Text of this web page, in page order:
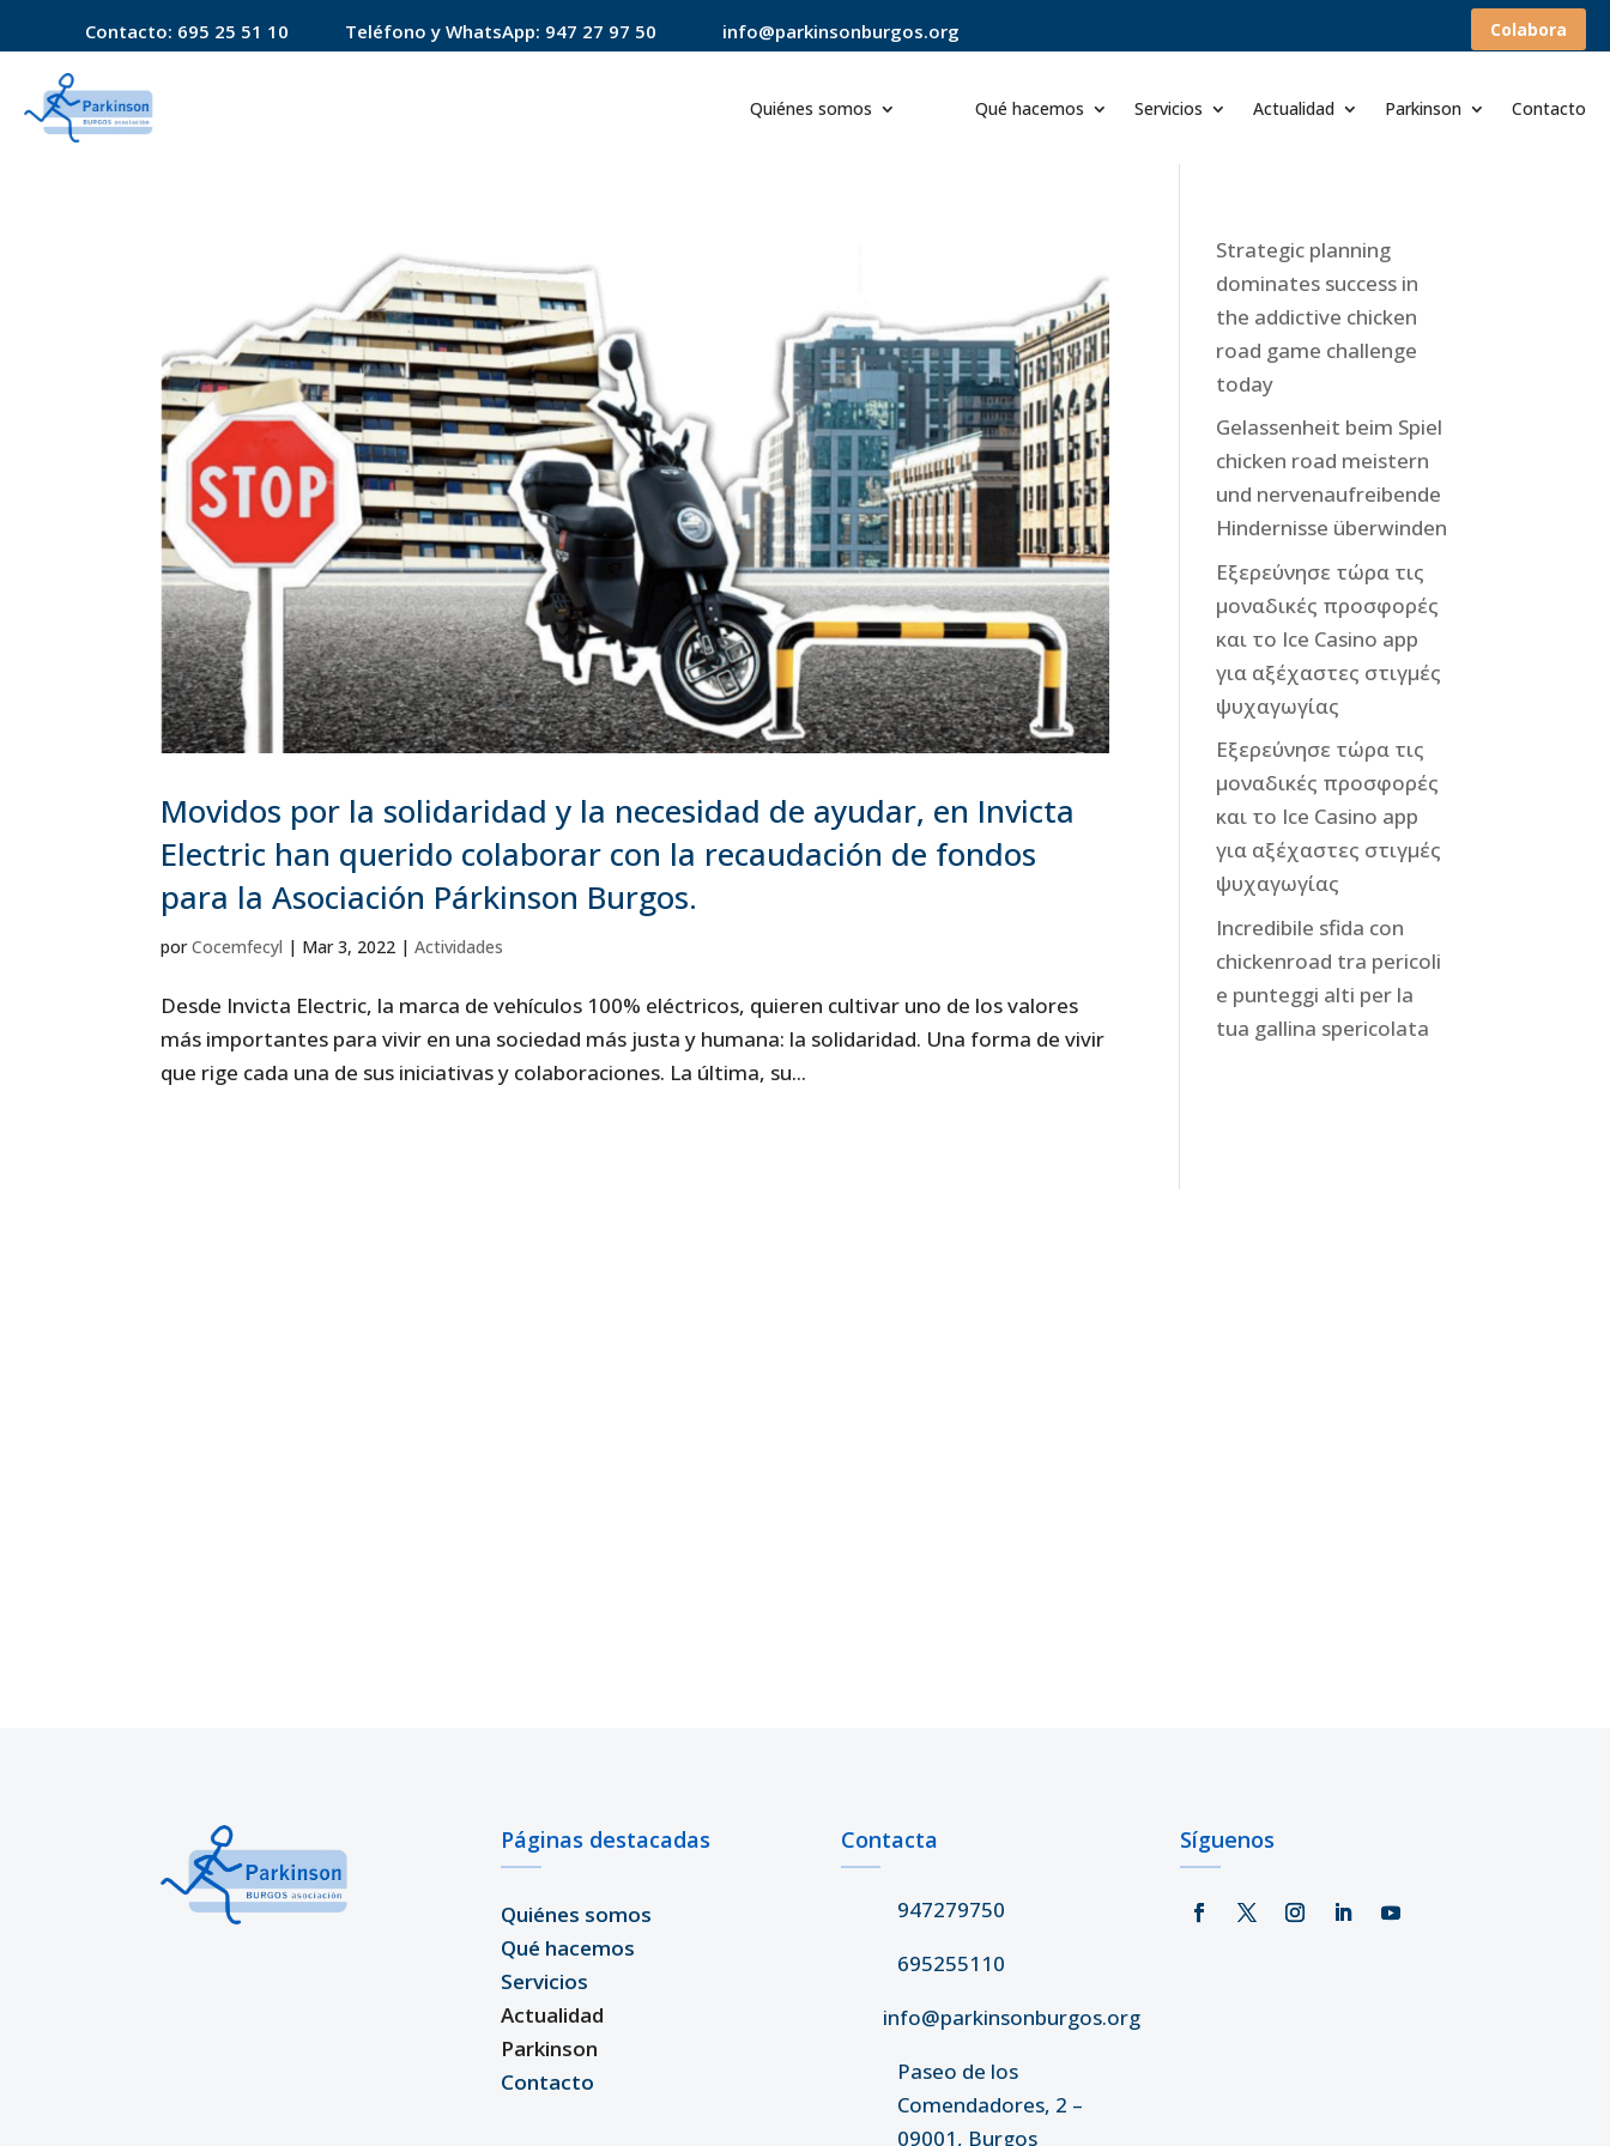
Contacto: 695 25 51 10 Teléfono y WhatsApp: 947 27 97 50 info@parkinsonburgos.org Colabora
Quiénes somos Qué hacemos Servicios Actualidad Parkinson Contacto
Movidos por la solidaridad y la necesidad de ayudar, en Invicta
Electric han querido colaborar con la recaudación de fondos
para la Asociación Párkinson Burgos.
porCocemfecyl | Mar 3, 2022 |Actividades
Desde Invicta Electric, la marca de vehículos 100% eléctricos, quieren cultivar uno de los valores
más importantes para vivir en una sociedad más justa y humana: la solidaridad. Una forma de vivir
que rige cada una de sus iniciativas y colaboraciones. La última, su...
Strategic planning
dominates success in
the addictive chicken
road game challenge
today
Gelassenheit beim Spiel
chicken road meistern
und nervenaufreibende
Hindernisse überwinden
Εξερεύνησε τώρα τις
μοναδικές προσφορές
και το Ice Casino app
για αξέχαστες στιγμές
ψυχαγωγίας
Εξερεύνησε τώρα τις
μοναδικές προσφορές
και το Ice Casino app
για αξέχαστες στιγμές
ψυχαγωγίας
Incredibile sfida con
chickenroad tra pericoli
e punteggi alti per la
tua gallina spericolata
Páginas destacadas
Quiénes somos
Qué hacemos
Servicios
Actualidad
Parkinson
Contacto
Contacta
947279750
695255110
info@parkinsonburgos.org
Paseo de los
Comendadores, 2 –
09001, Burgos
Síguenos